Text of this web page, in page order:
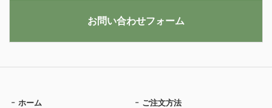
ホーム ご注文方法
お問い合わせフォーム